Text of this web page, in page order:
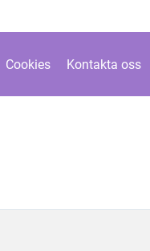
Cookies Kontakta oss